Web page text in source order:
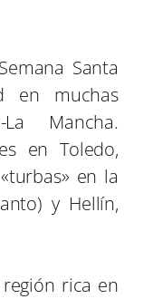
Santa
en muchas
Mancha.
en Toledo,
en la
y Hellín,
rica en